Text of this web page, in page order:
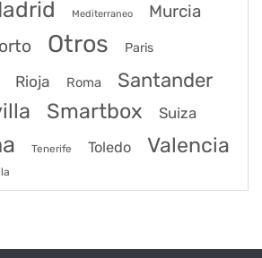
Mediterraneo Murcia
Otros Paris
Rioja Roma Santander
Smartbox Suiza
Tenerife Toledo Valencia